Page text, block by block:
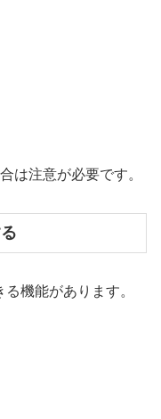
は注意が必要です。
機能があります。